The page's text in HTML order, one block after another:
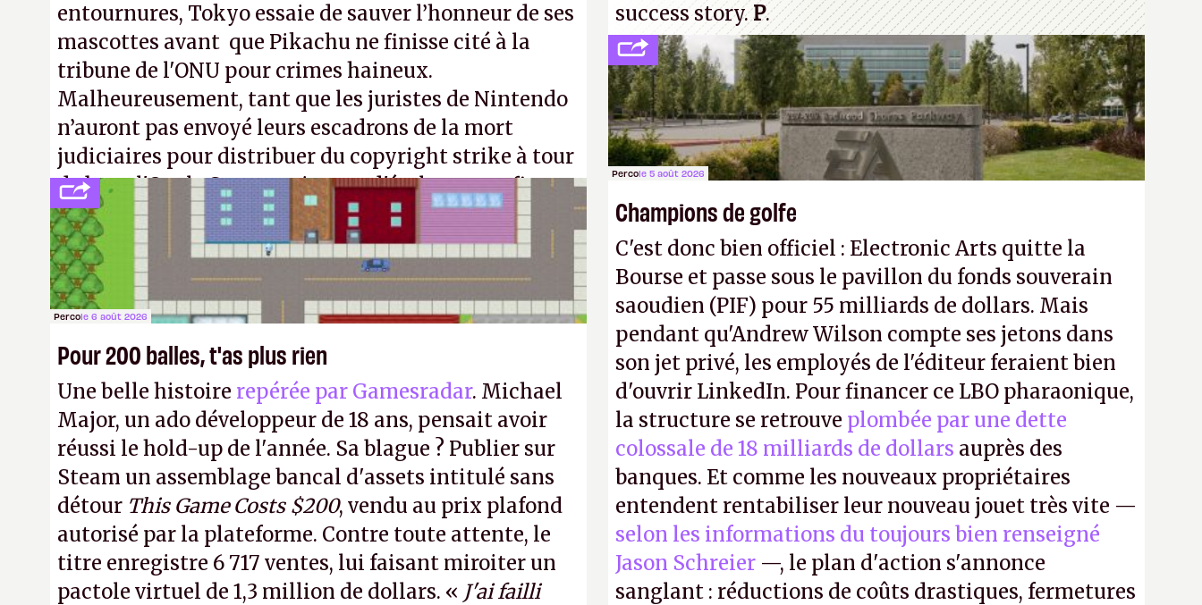
entournures, Tokyo essaie de sauver l’honneur de ses
mascottes avant que Pikachu ne finisse cité à la
tribune de l'ONU pour crimes haineux.
Malheureusement, tant que les juristes de Nintendo
n’auront pas envoyé leurs escadrons de la mort
judiciaires pour distribuer du copyright strike à tour
de bras, l'Oncle Sam continuera d'étaler sa confiture
intellectuelle sur vos souvenirs d'enfance.P.
success story.P.
Percole 6 août 2026
Pour 200 balles, t'as plus rien
Une belle histoire repérée par Gamesradar. Michael
Major, un ado développeur de 18 ans, pensait avoir
réussi le hold-up de l'année. Sa blague ? Publier sur
Steam un assemblage bancal d'assets intitulé sans
détour This Game Costs $200, vendu au prix plafond
autorisé par la plateforme. Contre toute attente, le
titre enregistre 6 717 ventes, lui faisant miroiter un
pactole virtuel de 1,3 million de dollars. « J'ai failli
Percole 5 août 2026
Champions de golfe
C'est donc bien officiel : Electronic Arts quitte la
Bourse et passe sous le pavillon du fonds souverain
saoudien (PIF) pour 55 milliards de dollars. Mais
pendant qu'Andrew Wilson compte ses jetons dans
son jet privé, les employés de l'éditeur feraient bien
d'ouvrir LinkedIn. Pour financer ce LBO pharaonique,
la structure se retrouve plombée par une dette
colossale de 18 milliards de dollars auprès des
banques. Et comme les nouveaux propriétaires
entendent rentabiliser leur nouveau jouet très vite —
selon les informations du toujours bien renseigné
Jason Schreier —, le plan d'action s'annonce
sanglant : réductions de coûts drastiques, fermetures